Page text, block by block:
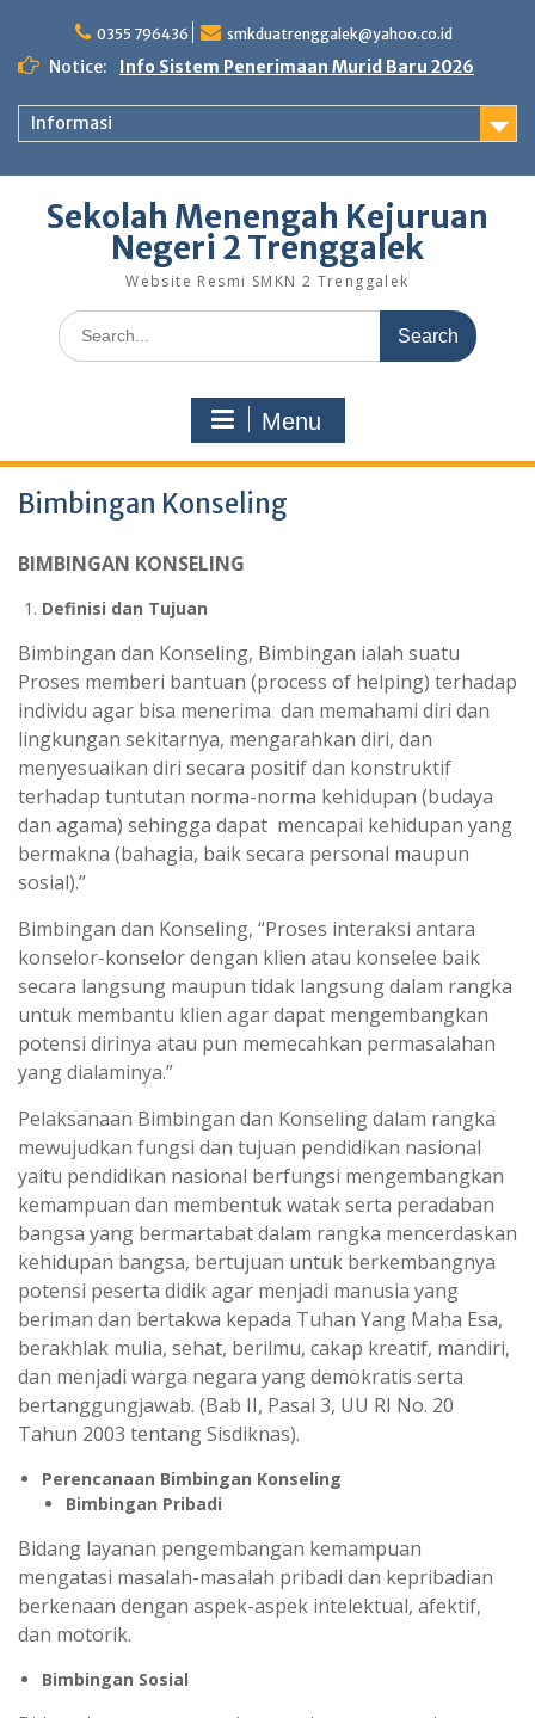
content
0355 796436 smkduatrenggalek@yahoo.co.id
Notice: Info Sistem Penerimaan Murid Baru 2026
Informasi
Sekolah Menengah Kejuruan
Negeri 2 Trenggalek
Website Resmi SMKN 2 Trenggalek
Search
for:
Menu
Bimbingan Konseling
BIMBINGAN KONSELING
Definisi dan Tujuan
Bimbingan dan Konseling, Bimbingan ialah suatu
Proses memberi bantuan (process of helping) terhadap
individu agar bisa menerima dan memahami diri dan
lingkungan sekitarnya, mengarahkan diri, dan
menyesuaikan diri secara positif dan konstruktif
terhadap tuntutan norma-norma kehidupan (budaya
dan agama) sehingga dapat mencapai kehidupan yang
bermakna (bahagia, baik secara personal maupun
sosial).”
Bimbingan dan Konseling, “Proses interaksi antara
konselor-konselor dengan klien atau konselee baik
secara langsung maupun tidak langsung dalam rangka
untuk membantu klien agar dapat mengembangkan
potensi dirinya atau pun memecahkan permasalahan
yang dialaminya.”
Pelaksanaan Bimbingan dan Konseling dalam rangka
mewujudkan fungsi dan tujuan pendidikan nasional
yaitu pendidikan nasional berfungsi mengembangkan
kemampuan dan membentuk watak serta peradaban
bangsa yang bermartabat dalam rangka mencerdaskan
kehidupan bangsa, bertujuan untuk berkembangnya
potensi peserta didik agar menjadi manusia yang
beriman dan bertakwa kepada Tuhan Yang Maha Esa,
berakhlak mulia, sehat, berilmu, cakap kreatif, mandiri,
dan menjadi warga negara yang demokratis serta
bertanggungjawab. (Bab II, Pasal 3, UU RI No. 20
Tahun 2003 tentang Sisdiknas).
Perencanaan Bimbingan Konseling
Bimbingan Pribadi
Bidang layanan pengembangan kemampuan
mengatasi masalah-masalah pribadi dan kepribadian
berkenaan dengan aspek-aspek intelektual, afektif,
dan motorik.
Bimbingan Sosial